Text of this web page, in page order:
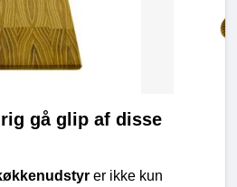
gå glip af disse
er ikke kun